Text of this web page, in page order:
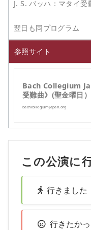
J. S. バッハ：マタイ
翌日も同プログラム
参照サイト
Bach Collegium
受難曲》(聖金曜日）
bachcollegiumjapan.org
この公演に
行きました
行きたかっ